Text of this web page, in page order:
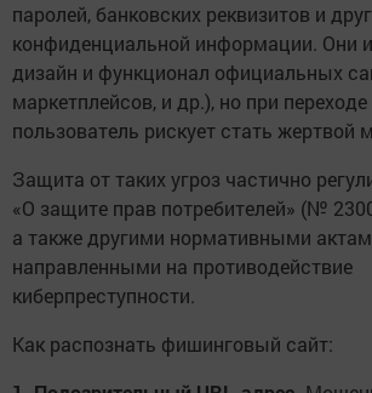
паролей, банковских реквизитов и
конфиденциальной информации. Они
дизайн и функционал официальных
маркетплейсов, и др.), но при переходе
пользователь рискует стать жертвой
Защита от таких угроз частично
«О защите прав потребителей» (№
а также другими нормативными
направленными на противодействие
киберпреступности.
Как распознать фишинговый сайт: